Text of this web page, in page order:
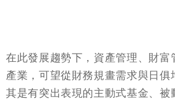
在此發展趨勢下，資產管理、財富
產業，可望從財務規畫需求與日俱
其是有突出表現的主動式基金、被